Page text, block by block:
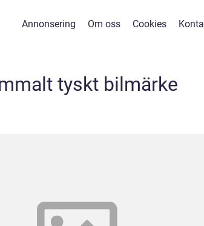
Annonsering Om oss Cookies
tyskt bilmärke